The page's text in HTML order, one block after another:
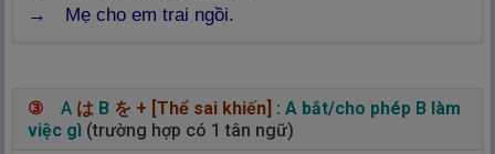
→ Mẹ cho em trai ngồi.
③ A は B を + [Thể sai khiến] : A bắt/cho phép B làm
việc gì (trường hợp có 1 tân ngữ)